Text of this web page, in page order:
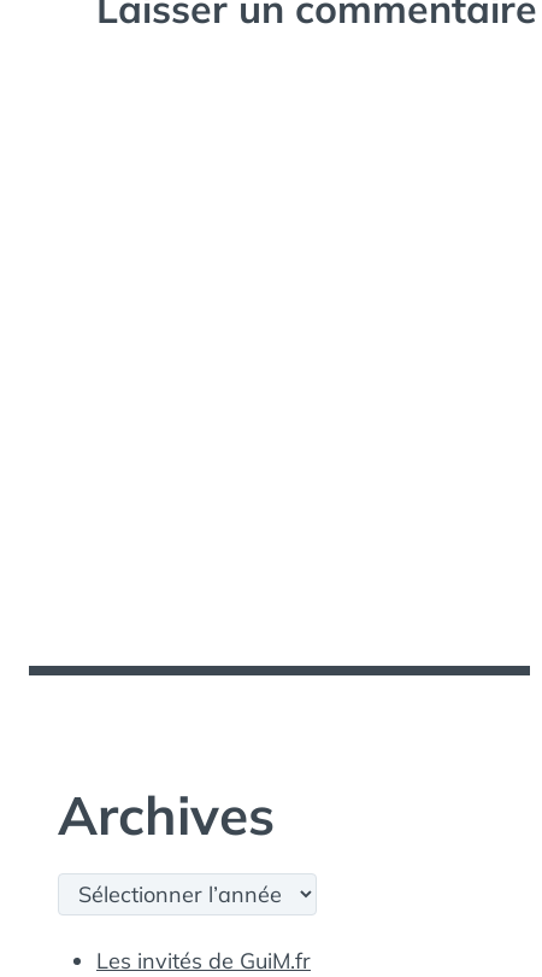
Archives
Archives
Les invités de GuiM.fr